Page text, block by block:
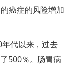
癌症的风险增加
代以来，过去
500％。肠胃病